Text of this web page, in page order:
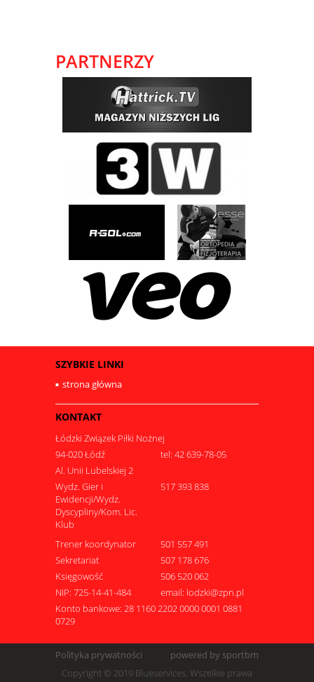
PARTNERZY
SZYBKIE LINKI
strona główna
KONTAKT
Łódzki Związek Piłki Nożnej
94-020 Łódź
tel: 42 639-78-05
Al. Unii Lubelskiej 2
Wydz. Gier i
Ewidencji/Wydz.
Dyscypliny/Kom. Lic.
Klub
517 393 838
Trener koordynator
501 557 491
Sekretariat
507 178 676
Księgowość
506 520 062
NIP: 725-14-41-484
email: lodzki@zpn.pl
Konto bankowe: 28 1160 2202 0000 0001 0881
0729
Polityka prywatności
powered by sportbm
Copyright © 2019 Blueservices. Wszelkie prawa